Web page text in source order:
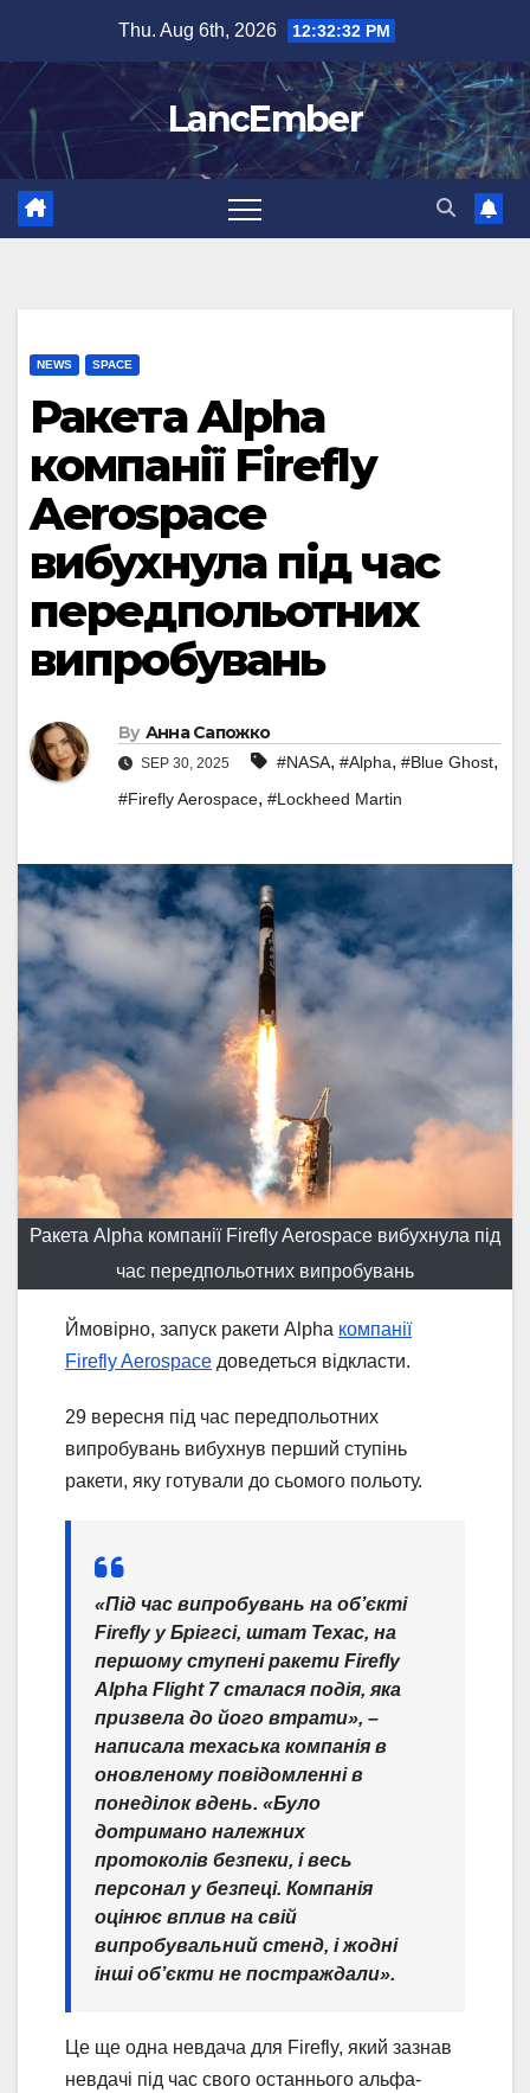
content
Thu. Aug 6th, 2026 12:32:32 PM
LancEmber
NEWS SPACE
Ракета Alpha
компанії Firefly
Aerospace
вибухнула під час
передпольотних
випробувань
By Анна Сапожко
SEP 30, 2025 #NASA, #Alpha, #Blue Ghost,
#Firefly Aerospace, #Lockheed Martin
Ракета Alpha компанії Firefly Aerospace вибухнула під
час передпольотних випробувань
Ймовірно, запуск ракети Alpha компанії
Firefly Aerospace доведеться відкласти.
29 вересня під час передпольотних
випробувань вибухнув перший ступінь
ракети, яку готували до сьомого польоту.
«Під час випробувань на об’єкті
Firefly у Бріггсі, штат Техас, на
першому ступені ракети Firefly
Alpha Flight 7 сталася подія, яка
призвела до його втрати», –
написала техаська компанія в
оновленому повідомленні в
понеділок вдень. «Було
дотримано належних
протоколів безпеки, і весь
персонал у безпеці. Компанія
оцінює вплив на свій
випробувальний стенд, і жодні
інші об’єкти не постраждали».
Це ще одна невдача для Firefly, який зазнав
невдачі під час свого останнього альфа-